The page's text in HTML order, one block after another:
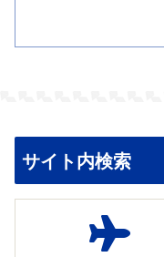
サイト内検索